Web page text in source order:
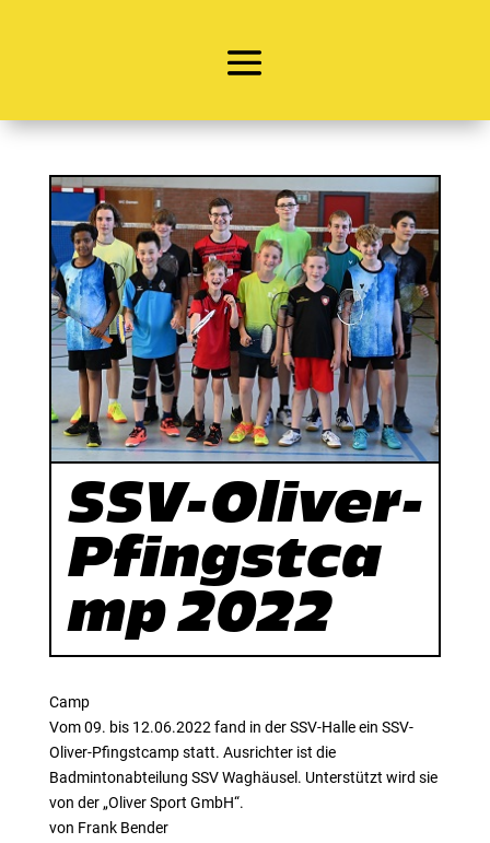
SSV-Oliver-
Pfingstca
mp 2022
Camp
Vom 09. bis 12.06.2022 fand in der SSV-Halle ein SSV-
Oliver-Pfingstcamp statt. Ausrichter ist die
Badmintonabteilung SSV Waghäusel. Unterstützt wird sie
von der „Oliver Sport GmbH“.
von Frank Bender